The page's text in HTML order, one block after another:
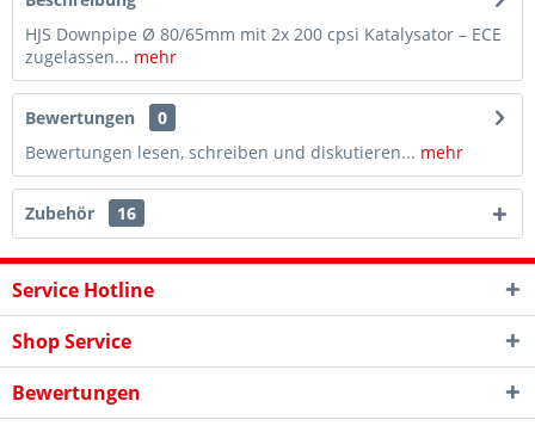
HJS Downpipe Ø 80/65mm mit 2x 200 cpsi Katalysator – ECE
zugelassen... mehr
Bewertungen
0
Bewertungen lesen, schreiben und diskutieren... mehr
Zubehör 16
Service Hotline
Shop Service
Bewertungen